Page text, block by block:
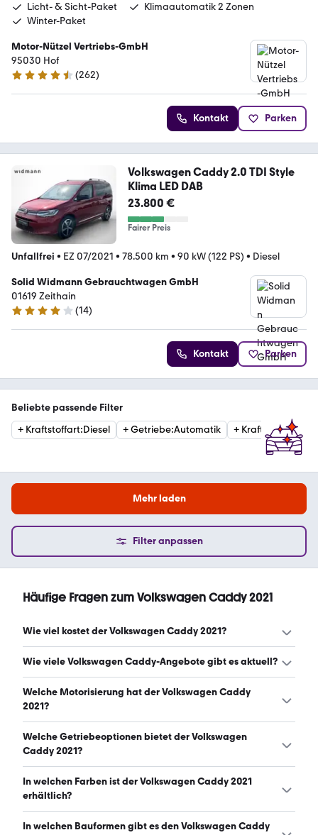
Licht- & Sicht-Paket
Klimaautomatik 2 Zonen
Winter-Paket
Motor-Nützel Vertriebs-GmbH
95030 Hof
4.6 Sterne
(262)
Kontakt Parken
Volkswagen Caddy 2.0 TDI Style
Klima LED DAB
23.800 €
Fairer Preis
Unfallfrei • EZ 07/2021 • 78.500 km • 90 kW (122 PS) • Diesel
Solid Widmann Gebrauchtwagen GmbH
01619 Zeithain
3.8 Sterne
(14)
Kontakt Parken
Beliebte passende Filter
+ Kraftstoffart:Diesel +Getriebe:Automatik + Kraftstoffart:
Mehr laden
Filter anpassen
Häufige Fragen zum Volkswagen Caddy 2021
Wie viel kostet der Volkswagen Caddy 2021?
Ein guter Preis für einen Volkswagen Caddy 2021 liegt
starten ab 215 € monatlich. (Stand: 8.8.2026)
Wie viele Volkswagen Caddy-Angebote gibt es aktuell?
Es gibt insgesamt 493 Volkswagen Caddy bei mobile.de,
davon 493 Gebraucht- und 0 Neuwagen. (Stand:
Welche Motorisierung hat der Volkswagen Caddy
2021?
Der Volkswagen Caddy 2021 hat Leistungen zwischen 75
und 122 PS. (Stand: 8.8.2026)
Welche Getriebeoptionen bietet der Volkswagen
Caddy 2021?
Der Volkswagen Caddy 2021 ist mit manuellem und
automatischem Getriebe erhältlich. (Stand: 8.8.2026)
In welchen Farben ist der Volkswagen Caddy 2021
erhältlich?
Den Volkswagen Caddy 2021 gibt es in folgenden
In welchen Bauformen gibt es den Volkswagen Caddy